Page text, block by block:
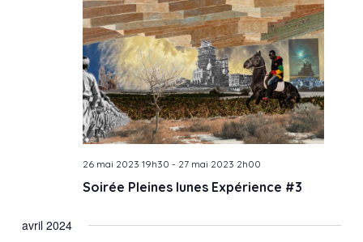
26 mai 2023 19h30 - 27 mai 2023 2h00
Soirée Pleines lunes Expérience #3
avril 2024